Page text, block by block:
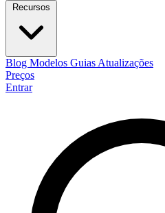
Blog Modelos Guias Atualizações
Preços
Entrar